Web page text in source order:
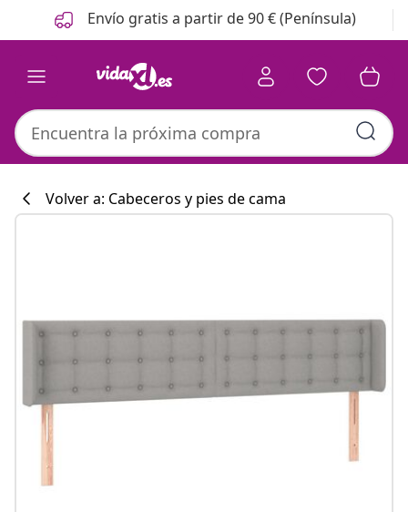
Anterior
Siguiente Envío gratis a partir de 90 € (Península)
Volver a: Cabeceros y pies de cama